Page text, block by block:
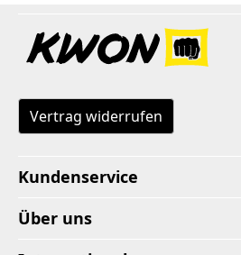
Vertrag widerrufen
Kundenservice
Über uns